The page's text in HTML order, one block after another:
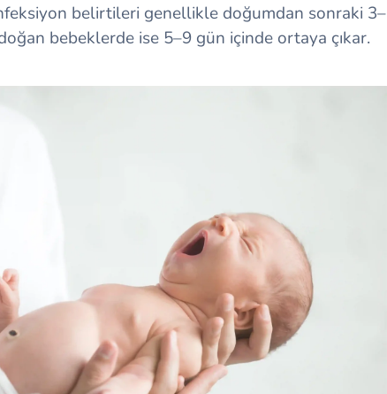
belirtileri genellikle doğumdan sonraki 3–
bebeklerde ise 5–9 gün içinde ortaya çıkar.